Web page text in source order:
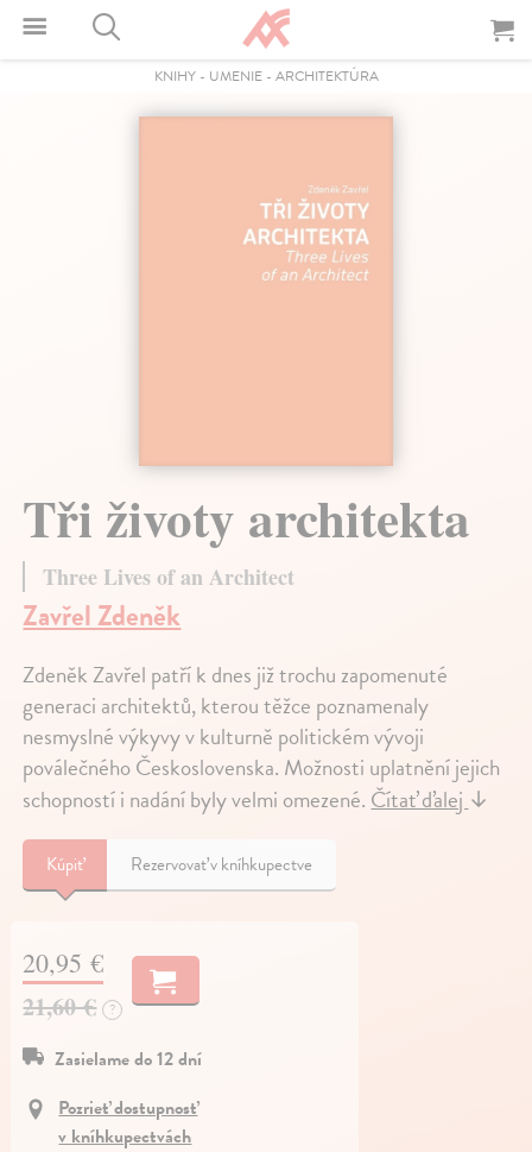
KNIHY- UMENIE- ARCHITEKTÚRA
Tři životy architekta
Three Lives of an Architect
Zavřel Zdeněk
Zdeněk Zavřel patří k dnes již trochu zapomenuté
generaci architektů, kterou těžce poznamenaly
nesmyslné výkyvy v kulturně politickém vývoji
poválečného Československa. Možnosti uplatnění jejich
schopností i nadání byly velmi omezené.Čítať ďalej↓
Kúpiť Rezervovať v kníhkupectve
20,95 €
21,60 € ?
Zasielame do 12 dní
Pozrieť dostupnosť
v kníhkupectvách